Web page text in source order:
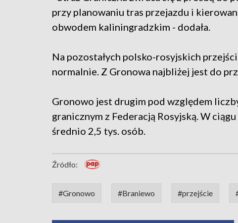
przy planowaniu tras przejazdu i
obwodem kaliningradzkim - dodała.
Na pozostałych polsko-rosyjskich
normalnie. Z Gronowa najbliżej jest do
Gronowo jest drugim pod względem
granicznym z Federacją Rosyjską. W
średnio 2,5 tys. osób.
Źródło:
#Gronowo #Braniewo #przejście